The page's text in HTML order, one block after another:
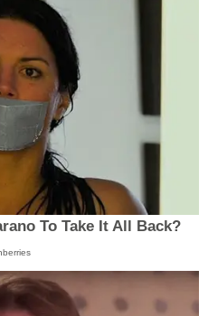
To Take It All Back?